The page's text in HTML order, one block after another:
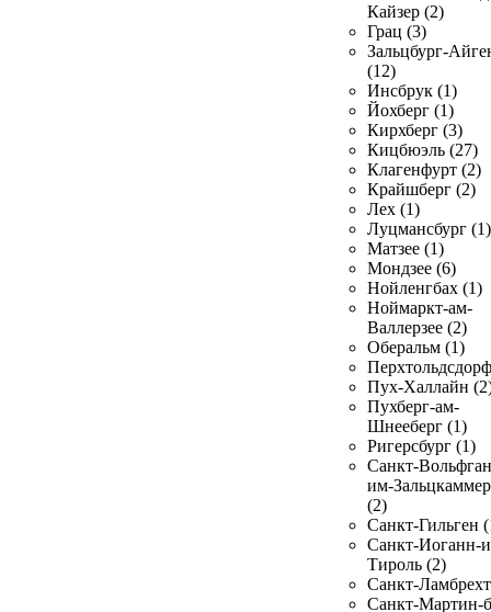
Кайзер (2)
Грац (3)
Зальцбург-
(12)
Инсбрук (1)
Йохберг (1)
Кирхберг (3)
Кицбюэль (27)
Клагенфурт (2)
Крайшберг (2)
Лех (1)
Луцмансбург (1)
Матзее (1)
Мондзее (6)
Нойленгбах (1)
Ноймаркт-ам-
Валлерзее (2)
Оберальм (1)
Пух-Халлайн
Пухберг-ам-
Шнееберг (1)
Ригерсбург (1)
Санкт-
им-
(2)
Санкт-Гильген
Санкт-Иоганн-
Тироль (2)
Санкт-
Санкт-Мартин-